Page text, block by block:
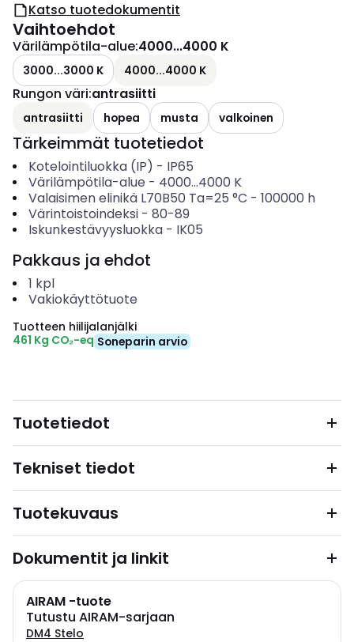
Katso tuotedokumentit
Vaihtoehdot
Värilämpötila-alue:4000...4000 K
3000...3000 K 4000...4000 K
Rungon väri:antrasiitti
antrasiitti hopea musta valkoinen
Tärkeimmät tuotetiedot
Kotelointiluokka (IP) - IP65
Värilämpötila-alue - 4000...4000 K
Valaisimen elinikä L70B50 Ta=25 °C - 100000 h
Värintoistoindeksi- 80-89
Iskunkestävyysluokka- IK05
Pakkaus ja ehdot
1 kpl
Vakiokäyttötuote
Tuotteen hiilijalanjälki
461 Kg CO₂-eq Soneparin arvio
Tuotetiedot
Tekniset tiedot
Tuotekuvaus
Dokumentit ja linkit
AIRAM -tuote
Tutustu AIRAM-sarjaan
DM4 Stelo